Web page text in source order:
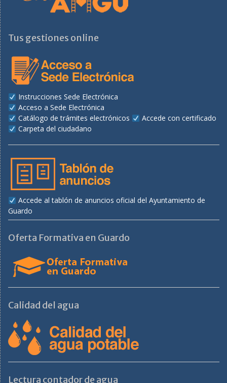
Tus gestiones online
Instrucciones Sede Electrónica
Acceso a Sede Electrónica
Catálogo de trámites electrónicos
Accede con certificado
Carpeta del ciudadano
Accede al tablón de anuncios oficial del Ayuntamiento de
Guardo
Oferta Formativa en Guardo
Calidad del agua
Lectura contador de agua